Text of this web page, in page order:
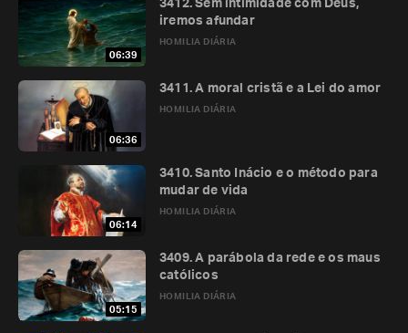
06:39
HOMILIA DIÁRIA
3412. Sem intimidade com Deus,
iremos afundar
06:36
HOMILIA DIÁRIA
3411. A moral cristã e a Lei do amor
06:14
HOMILIA DIÁRIA
3410. Santo Inácio e o método para
mudar de vida
05:15
HOMILIA DIÁRIA
3409. A parábola da rede e os maus
católicos